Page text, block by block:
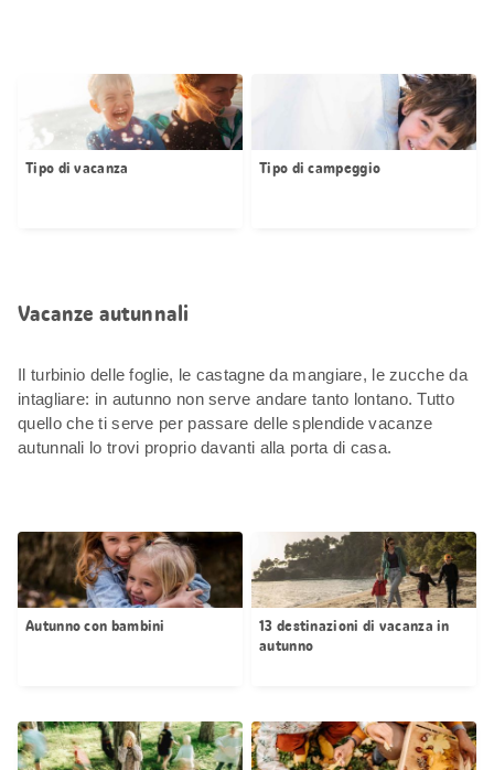
Tipo di vacanza Tipo di campeggio
Vacanze autunnali
Il turbinio delle foglie, le castagne da mangiare, le zucche da
intagliare: in autunno non serve andare tanto lontano. Tutto
quello che ti serve per passare delle splendide vacanze
autunnali lo trovi proprio davanti alla porta di casa.
Autunno con bambini
13 destinazioni di vacanza in
autunno